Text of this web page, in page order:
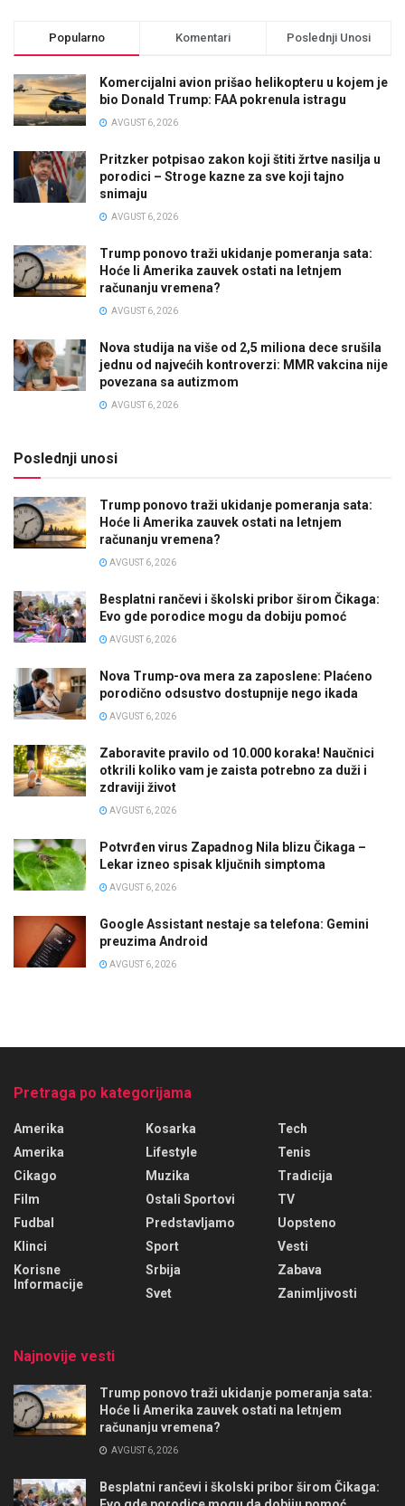
Popularno Komentari Poslednji Unosi
Komercijalni avion prišao helikopteru u kojem je
bio Donald Trump: FAA pokrenula istragu
AVGUST 6, 2026
Pritzker potpisao zakon koji štiti žrtve nasilja u
porodici – Stroge kazne za sve koji tajno
snimaju
AVGUST 6, 2026
Trump ponovo traži ukidanje pomeranja sata:
Hoće li Amerika zauvek ostati na letnjem
računanju vremena?
AVGUST 6, 2026
Nova studija na više od 2,5 miliona dece srušila
jednu od najvećih kontroverzi: MMR vakcina nije
povezana sa autizmom
AVGUST 6, 2026
Poslednji unosi
Trump ponovo traži ukidanje pomeranja sata:
Hoće li Amerika zauvek ostati na letnjem
računanju vremena?
AVGUST 6, 2026
Besplatni rančevi i školski pribor širom Čikaga:
Evo gde porodice mogu da dobiju pomoć
AVGUST 6, 2026
Nova Trump-ova mera za zaposlene: Plaćeno
porodično odsustvo dostupnije nego ikada
AVGUST 6, 2026
Zaboravite pravilo od 10.000 koraka! Naučnici
otkrili koliko vam je zaista potrebno za duži i
zdraviji život
AVGUST 6, 2026
Potvrđen virus Zapadnog Nila blizu Čikaga –
Lekar izneo spisak ključnih simptoma
AVGUST 6, 2026
Google Assistant nestaje sa telefona: Gemini
preuzima Android
AVGUST 6, 2026
Pretraga po kategorijama
Amerika
Amerika
Cikago
Film
Fudbal
Klinci
Korisne
Informacije
Kosarka
Lifestyle
Muzika
Ostali Sportovi
Predstavljamo
Sport
Srbija
Svet
Tech
Tenis
Tradicija
TV
Uopsteno
Vesti
Zabava
Zanimljivosti
Najnovije vesti
Trump ponovo traži ukidanje pomeranja sata:
Hoće li Amerika zauvek ostati na letnjem
računanju vremena?
AVGUST 6, 2026
Besplatni rančevi i školski pribor širom Čikaga: